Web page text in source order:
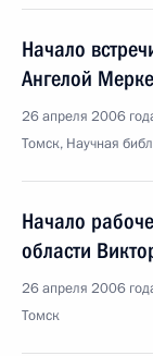
Начало
Ангелой
26 апреля 2006
Томск, Научная
Начало
области
26 апреля 2006
Томск